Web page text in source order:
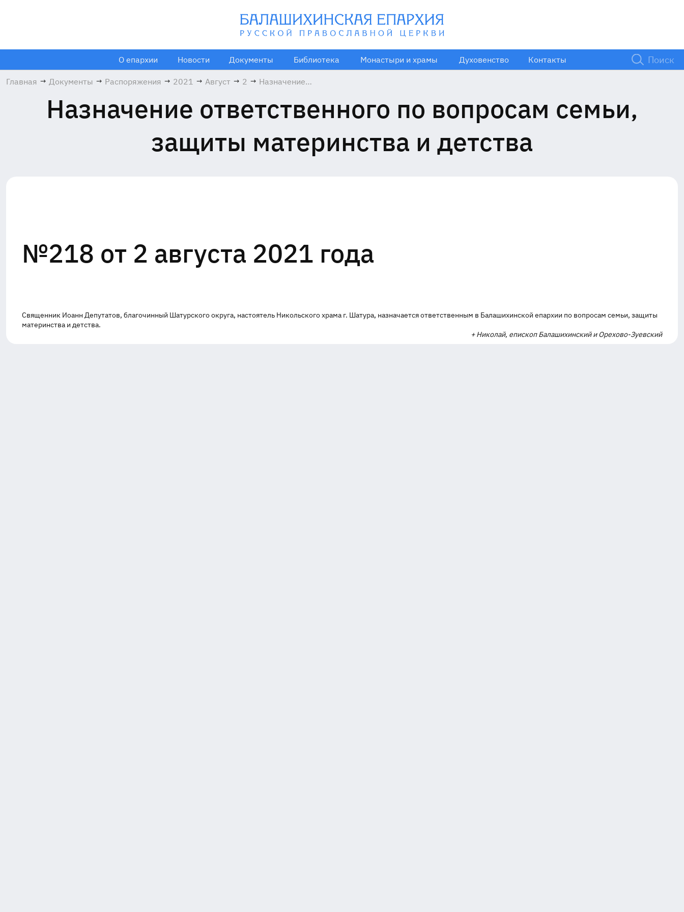
О епархии Новости Документы Библиотека Монастыри и храмы Духовенство Контакты
Главная → Документы → Распоряжения → 2021 → Август → 2 → Назначение
по вопросам
семьи, защиты
детства
Назначение ответственного по вопросам семьи,
защиты материнства и детства
№218 от 2 августа 2021 года
Священник Иоанн Депутатов, благочинный Шатурского округа, настоятель Никольского храма г. Шатура, назначается ответственным в Балашихинской епархии по вопросам семьи, защиты
материнства и детства.
+ Николай, епископ Балашихинский и Орехово-Зуевский